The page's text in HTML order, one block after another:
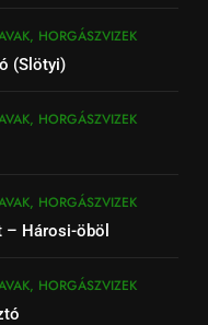
HORGÁSZVIZEK
(Slötyi)
HORGÁSZVIZEK
HORGÁSZVIZEK
– Hárosi-öböl
HORGÁSZVIZEK